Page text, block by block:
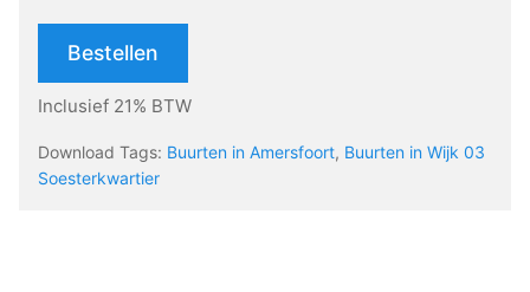
Bestellen
Inclusief 21% BTW
Download Tags: Buurten in Amersfoort, Buurten in Wijk 03
Soesterkwartier